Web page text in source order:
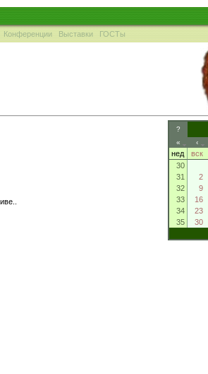
Конференции Выставки ГОСТы
?
« ‹
нед вск
30
31
2
32
9
33
16
34
23
35
30